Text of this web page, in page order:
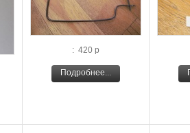
: 420 р
Подробнее...